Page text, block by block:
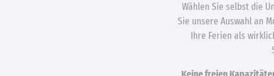
Wählen Sie selbst die
Sie unsere Auswahl an
Ihre Ferien als